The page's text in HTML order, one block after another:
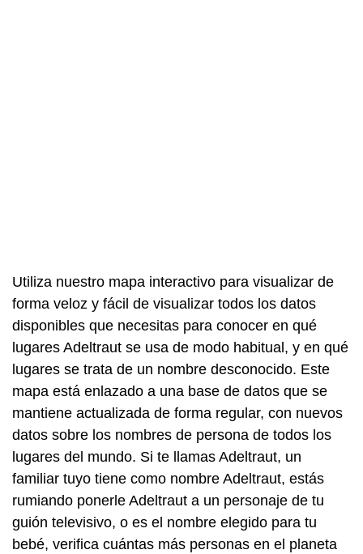
Utiliza nuestro mapa interactivo para visualizar de
forma veloz y fácil de visualizar todos los datos
disponibles que necesitas para conocer en qué
lugares Adeltraut se usa de modo habitual, y en qué
lugares se trata de un nombre desconocido. Este
mapa está enlazado a una base de datos que se
mantiene actualizada de forma regular, con nuevos
datos sobre los nombres de persona de todos los
lugares del mundo. Si te llamas Adeltraut, un
familiar tuyo tiene como nombre Adeltraut, estás
rumiando ponerle Adeltraut a un personaje de tu
guión televisivo, o es el nombre elegido para tu
bebé, verifica cuántas más personas en el planeta